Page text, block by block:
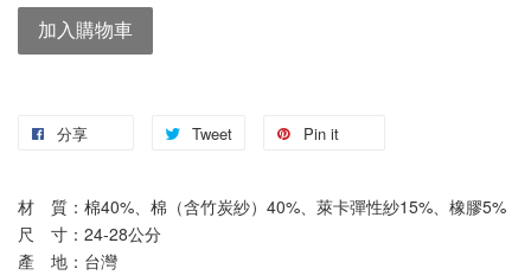
加入購物車
分享 Tweet Pin it
材　質：棉40%、棉（含竹炭紗）40%、萊卡彈性紗15%、橡膠5%
尺　寸：24-28公分
產　地：台灣